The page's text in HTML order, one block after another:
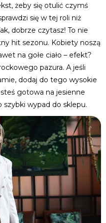
żeby się otulić czymś
się w tej roli niż
dobrze czytasz! To nie
hit sezonu. Kobiety noszą
na gołe ciało – efekt?
pazura. A jeśli
dodaj do tego wysokie
gotowa na jesienne
szybki wypad do sklepu.